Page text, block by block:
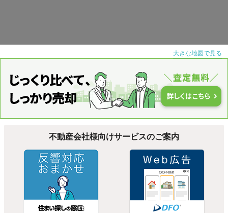
大きな地図で見る
不動産会社様向けサービスのご案内